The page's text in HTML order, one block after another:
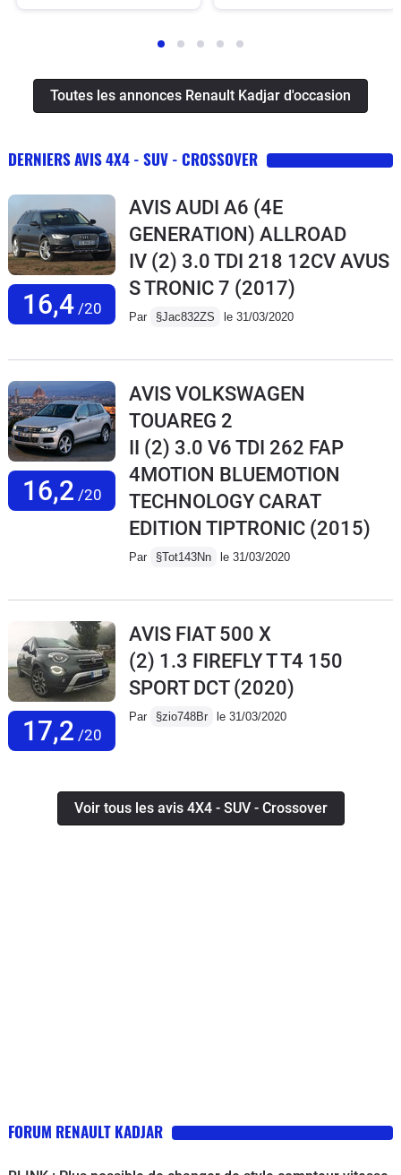
Toutes les annonces Renault Kadjar d'occasion
DERNIERS AVIS 4X4 - SUV - CROSSOVER
16,4/20
AVIS AUDI A6 (4E
GENERATION) ALLROAD
IV (2) 3.0 TDI 218 12CV AVUS
S TRONIC 7 (2017)
Par §Jac832ZS le 31/03/2020
16,2 /20
AVIS VOLKSWAGEN
TOUAREG 2
II (2) 3.0 V6 TDI 262 FAP
4MOTION BLUEMOTION
TECHNOLOGY CARAT
EDITION TIPTRONIC (2015)
Par §Tot143Nn le 31/03/2020
17,2 /20
AVIS FIAT 500 X
(2) 1.3 FIREFLY T T4 150
SPORT DCT(2020)
Par §zio748Br le 31/03/2020
Voir tous les avis 4X4 - SUV - Crossover
FORUM RENAULT KADJAR